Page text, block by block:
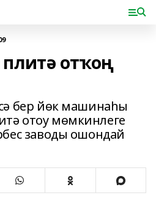
отҡоң
бер йөк машинаһы
отоу мөмкинлеге
заводы ошондай